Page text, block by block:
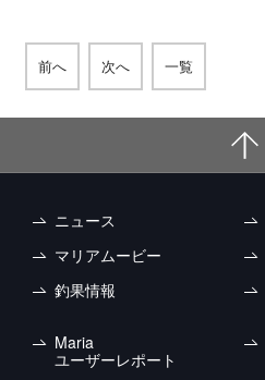
前へ 次へ 一覧
ニュース
マリアムービー
釣果情報
Maria
ユーザーレポート